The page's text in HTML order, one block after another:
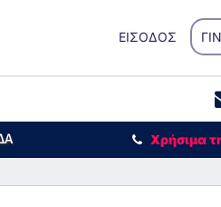
ΕΙΣΟΔΟΣ
Χρήσιμα